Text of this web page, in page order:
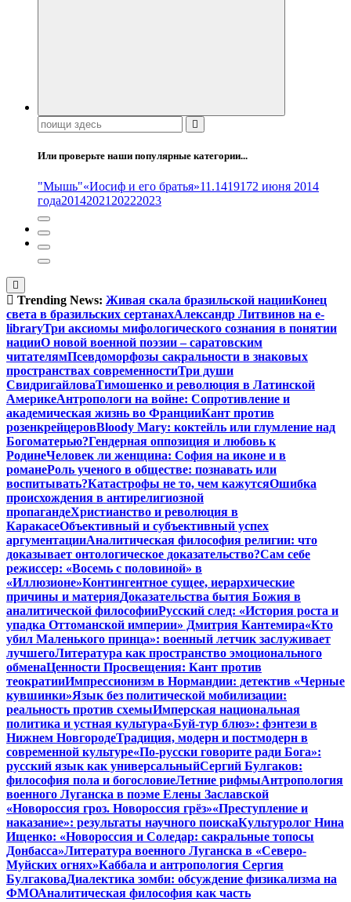
Поиск:
Или проверьте наши популярные категории...
"Мышь"«Иосиф и его братья»11.1419172 июня 2014
года20142021 20222023
Trending News: Живая скала бразильской нацииКонец
света в бразильских сертанахАлександр Литвинов на e-
libraryТри аксиомы мифологического сознания в понятии
нацииО новой военной поэзии – саратовским
читателямПсевдоморфозы сакральности в знаковых
пространствах современностиТри души
СвидригайловаТимошенко и революция в Латинской
АмерикеАнтропологи на войне: Сопротивление и
академическая жизнь во ФранцииКант против
розенкрейцеровBloody Mary: коктейль или глумление над
Богоматерью?Гендерная оппозиция и любовь к
РодинеЧеловек ли женщина: София на иконе и в
романеРоль ученого в обществе: познавать или
воспитывать?Катастрофы не то, чем кажутсяОшибка
происхождения в антирелигиозной
пропагандеХристианство и революция в
КаракасеОбъективный и субъективный успех
аргументацииАналитическая философия религии: что
доказывает онтологическое доказательство?Сам себе
режиссер: «Восемь с половиной» в
«Иллюзионе»Контингентное сущее, иерархические
причины и материяДоказательства бытия Божия в
аналитической философииРусский след: «История роста и
упадка Оттоманской империи» Дмитрия Кантемира«Кто
убил Маленького принца»: военный летчик заслуживает
лучшегоЛитература как пространство эмоционального
обменаЦенности Просвещения: Кант против
теократииИмпрессионизм в Нормандии: детектив «Черные
кувшинки»Язык без политической мобилизации:
реальность против схемыИмперская национальная
политика и устная культура«Буй-тур блюз»: фэнтези в
Нижнем НовгородеТрадиция, модерн и постмодерн в
современной культуре«По-русски говорите ради Бога»:
русский язык как универсальныйСергий Булгаков:
философия пола и богословиеЛетние рифмыАнтропология
военного Луганска в поэме Елены Заславской
«Новороссия гроз. Новороссия грёз»«Преступление и
наказание»: результаты научного поискаКультуролог Нина
Ищенко: «Новороссия и Соледар: сакральные топосы
Донбасса»Литература военного Луганска в «Северо-
Муйских огнях»Каббала и антропология Сергия
БулгаковаДиалектика зомби: обсуждение физикализма на
ФМОАналитическая философия как часть